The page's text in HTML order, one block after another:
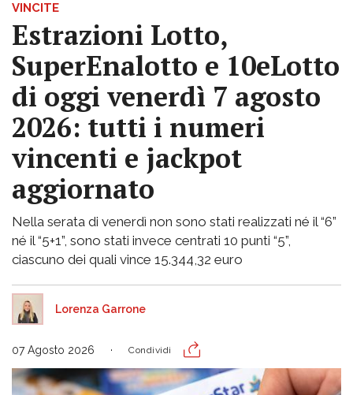
VINCITE
Estrazioni Lotto,
SuperEnalotto e 10eLotto
di oggi venerdì 7 agosto
2026: tutti i numeri
vincenti e jackpot
aggiornato
Nella serata di venerdì non sono stati realizzati né il “6”
né il “5+1”, sono stati invece centrati 10 punti “5”,
ciascuno dei quali vince 15.344,32 euro
Lorenza Garrone
07 Agosto 2026 Condividi